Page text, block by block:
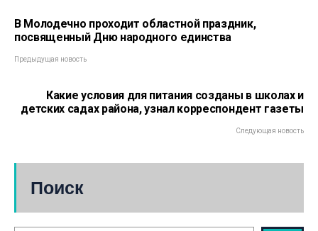
В Молодечно проходит областной праздник,
посвященный Дню народного единства
Предыдущая новость
Какие условия для питания созданы в школах и
детских садах района, узнал корреспондент газеты
Следующая новость
Поиск